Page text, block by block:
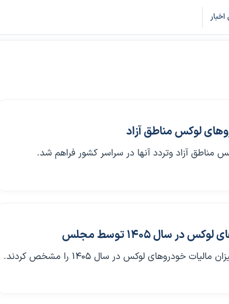
لوکس مناطق آزاد
مناطق آزاد وتردد آنها در سراسر کشور فراهم شد.
سال ۱۴۰۵ توسط مجلس
خودروهای لوکس در سال ۱۴۰۵ را مشخص کردند.